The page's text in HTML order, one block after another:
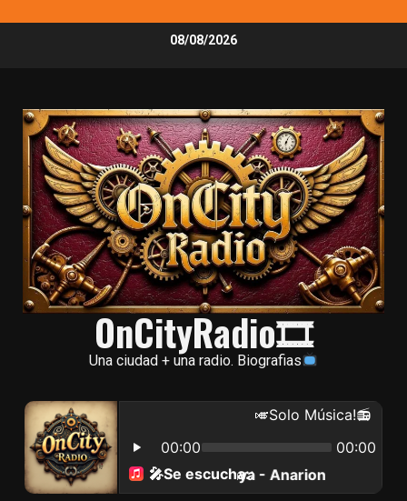
08/08/2026
OnCityRadio🎞
Una ciudad + una radio. Biografias